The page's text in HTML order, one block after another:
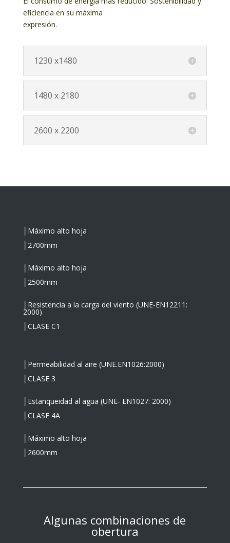
eficiencia en su máxima
expresión.
1230 x1480
1480 x 2180
2600 x 2200
Máximo alto hoja
2700mm
Máximo alto hoja
2500mm
│Resistencia a la carga del viento (UNE-EN12211:
2000)
│CLASE C1
│Permeabilidad al aire (UNE.EN1026:2000)
CLASE 3
│Estanqueidad al agua (UNE- EN1027: 2000)
│CLASE4A
Máximo alto hoja
2600mm
Algunas combinaciones de
obertura